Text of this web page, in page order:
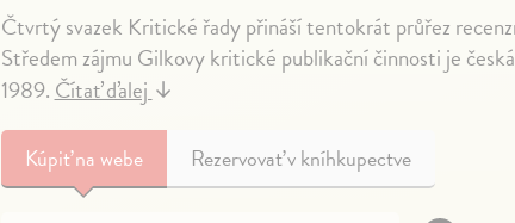
Čtvrtý svazek Kritické řady přináší tentokrát průřez
Středem zájmu Gilkovy kritické publikační činnosti je
1989.Čítať ďalej↓
Kúpiťna webe Rezervovať v kníhkupectve